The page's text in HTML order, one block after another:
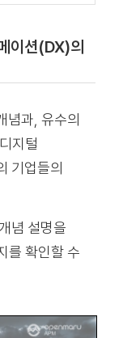
이션(DX)의
념과, 유수의
지털
기업들의
념 설명을
를 확인할 수